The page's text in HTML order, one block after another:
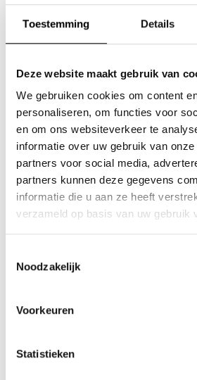
Toestemming Details
Deze website maakt gebruik van
We gebruiken cookies om content
personaliseren, om functies voor
en om ons websiteverkeer te
informatie over uw gebruik van
partners voor social media,
partners kunnen deze gegevens
informatie die u aan ze heeft
verzameld op basis van uw gebruik
Noodzakelijk
Voorkeuren
Statistieken
Team Lacros
Nieuwe Eerdsebaan 16, 5482 VS
KvK-nr: 62140957
Btw-nr:
(+31) 73 203
(+31) 73 203